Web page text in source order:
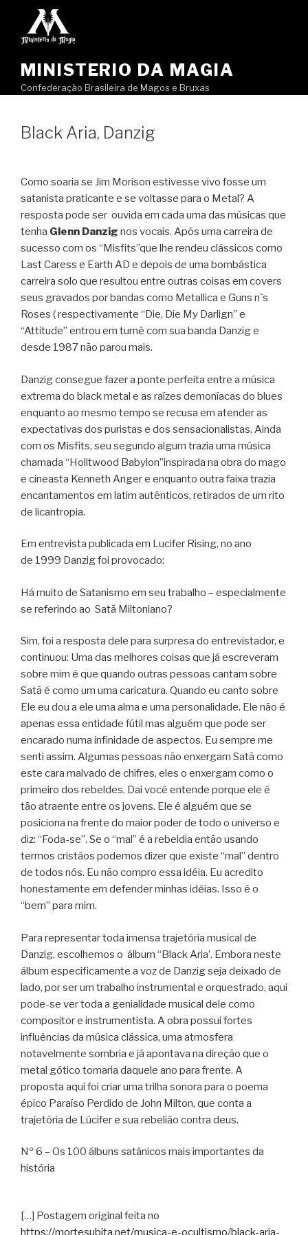
MINISTERIO DA MAGIA
Confederação Brasileira de Magos e Bruxas
Black Aria, Danzig
Como soaria se Jim Morison estivesse vivo fosse um
satanista praticante e se voltasse para o Metal? A
resposta pode ser ouvida em cada uma das músicas que
tenha Glenn Danzig nos vocais. Após uma carreira de
sucesso com os “Misfits”que lhe rendeu clássicos como
Last Caress e Earth AD e depois de uma bombástica
carreira solo que resultou entre outras coisas em covers
seus gravados por bandas como Metallica e Guns n`s
Roses ( respectivamente “Die, Die My Darlign” e
“Attitude” entrou em turnê com sua banda Danzig e
desde 1987 não parou mais.
Danzig consegue fazer a ponte perfeita entre a música
extrema do black metal e as raízes demoníacas do blues
enquanto ao mesmo tempo se recusa em atender as
expectativas dos puristas e dos sensacionalistas. Ainda
com os Misfits, seu segundo algum trazia uma música
chamada “Holltwood Babylon”inspirada na obra do mago
e cineasta Kenneth Anger e enquanto outra faixa trazia
encantamentos em latim autênticos, retirados de um rito
de licantropia.
Em entrevista publicada em Lucifer Rising, no ano
de 1999 Danzig foi provocado:
Há muito de Satanismo em seu trabalho – especialmente
se referindo ao Satã Miltoniano?
Sim, foi a resposta dele para surpresa do entrevistador, e
continuou: Uma das melhores coisas que já escreveram
sobre mim é que quando outras pessoas cantam sobre
Satã é como um uma caricatura. Quando eu canto sobre
Ele eu dou a ele uma alma e uma personalidade. Ele não é
apenas essa entidade fútil mas alguém que pode ser
encarado numa infinidade de aspectos. Eu sempre me
senti assim. Algumas pessoas não enxergam Satã como
este cara malvado de chifres, eles o enxergam como o
primeiro dos rebeldes. Dai você entende porque ele é
tão atraente entre os jovens. Ele é alguém que se
posiciona na frente do maior poder de todo o universo e
diz: “Foda-se”. Se o “mal” é a rebeldia então usando
termos cristãos podemos dizer que existe “mal” dentro
de todos nós. Eu não compro essa idéia. Eu acredito
honestamente em defender minhas idéias. Isso é o
“bem” para mim.
Para representar toda imensa trajetória musical de
Danzig, escolhemos o álbum “Black Aria’. Embora neste
álbum especificamente a voz de Danzig seja deixado de
lado, por ser um trabalho instrumental e orquestrado, aqui
pode-se ver toda a genialidade musical dele como
compositor e instrumentista. A obra possui fortes
influências da música clássica, uma atmosfera
notavelmente sombria e já apontava na direção que o
metal gótico tomaria daquele ano para frente. A
proposta aqui foi criar uma trilha sonora para o poema
épico Paraíso Perdido de John Milton, que conta a
trajetória de Lúcifer e sua rebelião contra deus.
Nº 6 – Os 100 álbuns satânicos mais importantes da
história
[…] Postagem original feita no
https://mortesubita.net/musica-e-ocultismo/black-aria-